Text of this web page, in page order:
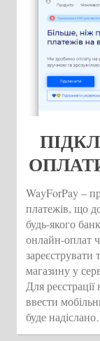
WayForPay –
платежів, що
будь-якого
онлайн-оплат
зареєструвати
магазину у
Для
ввести
буде